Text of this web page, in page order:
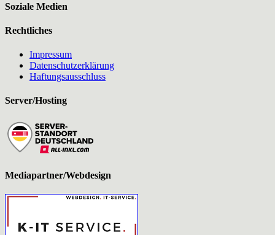
Soziale Medien
Rechtliches
Impressum
Datenschutzerklärung
Haftungsausschluss
Server/Hosting
Mediapartner/Webdesign